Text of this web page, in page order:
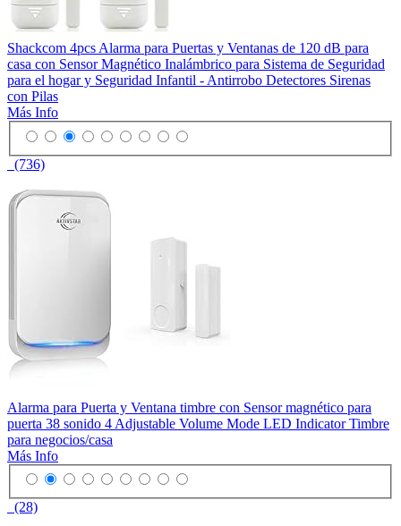
Shackcom 4pcs Alarma para Puertas y Ventanas de 120 dB para
casa con Sensor Magnético Inalámbrico para Sistema de Seguridad
para el hogar y Seguridad Infantil - Antirrobo Detectores Sirenas
con Pilas
Más Info
(736)
Alarma para Puerta y Ventana timbre con Sensor magnético para
puerta 38 sonido 4 Adjustable Volume Mode LED Indicator Timbre
para negocios/casa
Más Info
(28)